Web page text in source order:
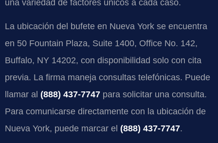
una variedad de factores únicos a cada caso.
La ubicación del bufete en Nueva York se encuentra
en 50 Fountain Plaza, Suite 1400, Office No. 142,
Buffalo, NY 14202, con disponibilidad solo con cita
previa. La firma maneja consultas telefónicas. Puede
llamar al (888) 437-7747 para solicitar una consulta.
Para comunicarse directamente con la ubicación de
Nueva York, puede marcar el (888) 437-7747.